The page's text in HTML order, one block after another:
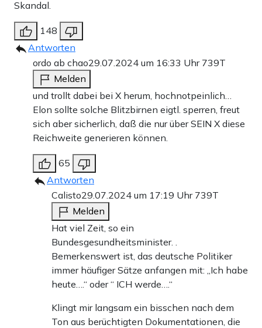
Skandal.
148
Antworten
ordo ab chao29.07.2024 um 16:33 Uhr 739T
Melden
und trollt dabei bei X herum, hochnotpeinlich…
Elon sollte solche Blitzbirnen eigtl. sperren, freut
sich aber sicherlich, daß die nur über SEIN X diese
Reichweite generieren können.
65
Antworten
Calisto29.07.2024 um 17:19 Uhr 739T
Melden
Hat viel Zeit, so ein
Bundesgesundheitsminister. .
Bemerkenswert ist, das deutsche Politiker
immer häufiger Sätze anfangen mit: „Ich habe
heute….“ oder “ ICH werde….“
Klingt mir langsam ein bisschen nach dem
Ton aus berüchtigten Dokumentationen, die